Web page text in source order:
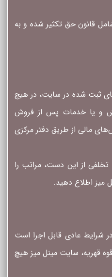
قانون حق تکثیر شده و به
ثبت شده در سایت، در هیچ
و یا خدمات پس از فروش
مالی از طریق دفتر مرکزی
از این دست، مراتب را
میز اطلاع دهید.
شرایط عادی قابل اجرا است
قهریه، سایت مینل میز هیچ